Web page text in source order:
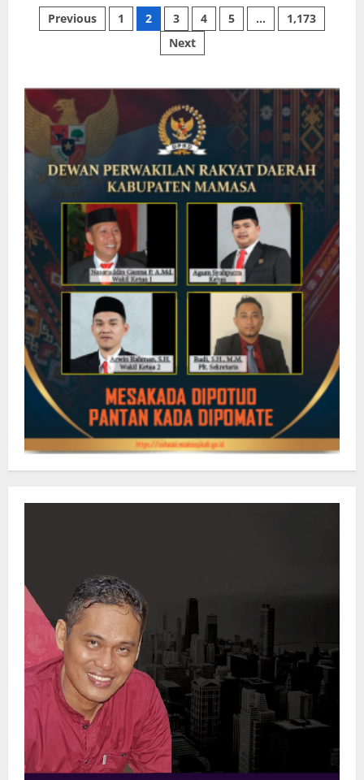
Jabodebek
Berlangsung
Jaga
Kondisi
Petugas
Posts
Previous 1 2 3 4 5 …
1,173
Next